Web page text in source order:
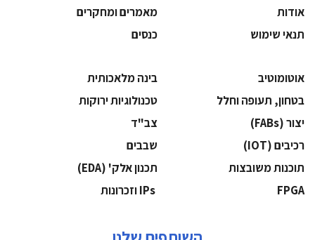
אודות
מאמרים ומחקרים
תנאי שימוש
כנסים
אוטומוטיב
בינה מלאכותית
בטחון, תעופה וחלל
‫טכנולוגיות ירוקות‬
‫יצור (‪(FABs‬‬
‫צב"ד‬
‫רכיבים‬ (IOT)
‫שבבים‬
‫תוכנות משובצות‬
‫תכנון אלק' (‪(EDA‬‬
‫‪FPGA‬‬